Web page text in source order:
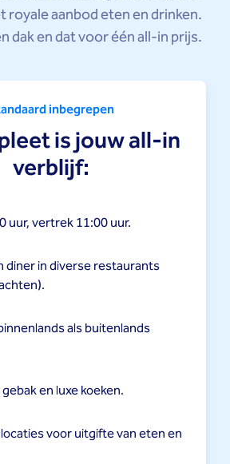
royale aanbod eten en drinken.
dak en dat voor één all-in prijs.
inbegrepen
is jouw all-in
verblijf:
uur, vertrek 11:00 uur.
diner in diverse restaurants
als buitenlands
en luxe koeken.
voor uitgifte van eten en